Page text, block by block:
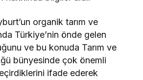
organik tarım ve
Türkiye’nin önde gelen
ve bu konuda Tarım ve
bünyesinde çok önemli
ifade ederek